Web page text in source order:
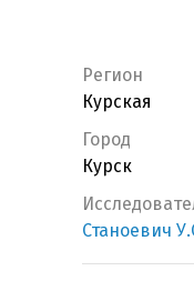
Регион
Курская
Город
Курск
Станоевич